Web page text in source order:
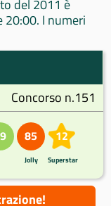
del 2011 è
20:00. I numeri
Concorso n.151
85
Jolly
12
Superstar